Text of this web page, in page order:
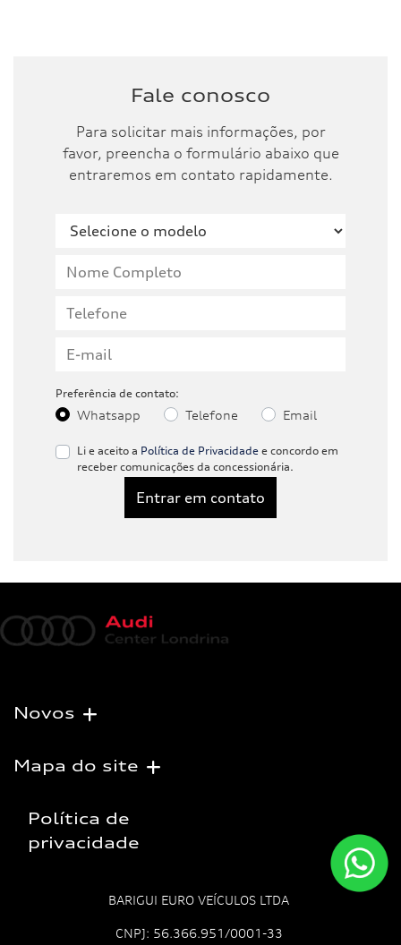
Fale conosco
Para solicitar mais informações, por
favor, preencha o formulário abaixo que
entraremos em contato rapidamente.
Preferência de contato:
Whatsapp Telefone Email
Li e aceito a Política de Privacidade e concordo em
receber comunicações da concessionária.
Entrar em contato
Novos
Mapa do site
Política de
privacidade
BARIGUI EURO VEÍCULOS LTDA
CNPJ: 56.366.951/0001-33